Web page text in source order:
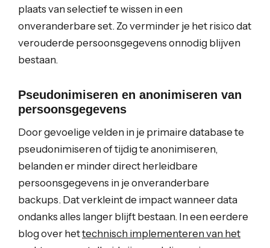
plaats van selectief te wissen in een
onveranderbare set. Zo verminder je het risico dat
verouderde persoonsgegevens onnodig blijven
bestaan.
Pseudonimiseren en anonimiseren van
persoonsgegevens
Door gevoelige velden in je primaire database te
pseudonimiseren of tijdig te anonimiseren,
belanden er minder direct herleidbare
persoonsgegevens in je onveranderbare
backups. Dat verkleint de impact wanneer data
ondanks alles langer blijft bestaan. In een eerdere
blog over hettechnisch implementeren van het